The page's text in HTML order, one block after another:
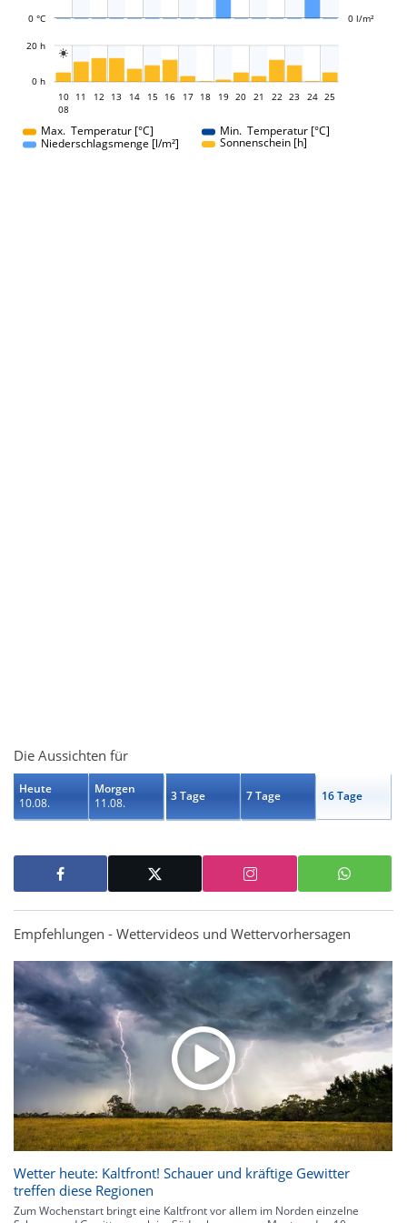
0 °C 0 l/m²

0 h
20 h
10
10
08
11 12 13 14 15 16 17 18 19 20 21 22 23 24 25
Max. Temperatur [°C]
Min. Temperatur [°C]
Niederschlagsmenge [l/m²]
Sonnenschein [h]
Die Aussichten für
Heute
10.08.
Morgen
11.08.
3 Tage 7 Tage 16 Tage
Empfehlungen - Wettervideos und Wettervorhersagen
Wetter heute: Kaltfront! Schauer und kräftige Gewitter
treffen diese Regionen
Zum Wochenstart bringt eine Kaltfront vor allem im Norden einzelne